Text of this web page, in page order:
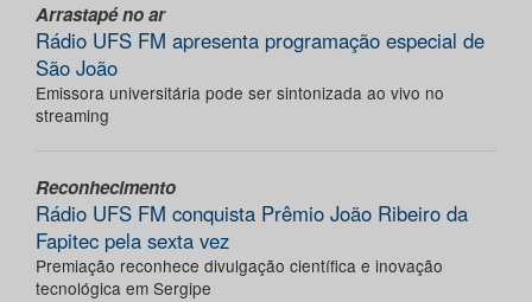
Arrastapé no ar
Rádio UFS FM apresenta programação especial de
São João
Emissora universitária pode ser sintonizada ao vivo no
streaming
Reconhecimento
Rádio UFS FM conquista Prêmio João Ribeiro da
Fapitec pela sexta vez
Premiação reconhece divulgação científica e inovação
tecnológica em Sergipe